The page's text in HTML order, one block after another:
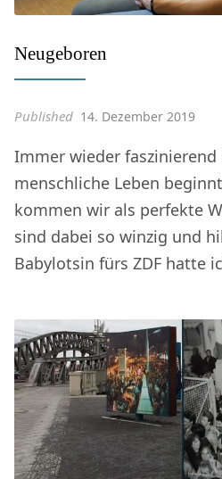
Neugeboren
Published 14. Dezember 2019
Immer wieder faszinierend
menschliche Leben
kommen wir als perfekte
sind dabei so winzig und
Babylotsin fürs ZDF hatte